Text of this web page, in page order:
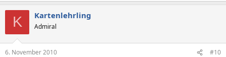
K Kartenlehrling
Admiral
6. November 2010 #10